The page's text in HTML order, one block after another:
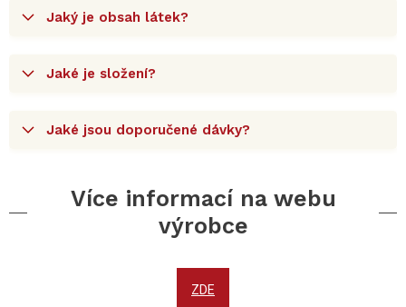
Jaký je obsah látek?
Jaké je složení?
Jaké jsou doporučené dávky?
Více informací na webu
výrobce
ZDE